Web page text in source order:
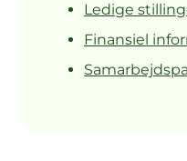
Ledige
Finansiel